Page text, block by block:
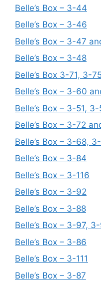
Belle’s Box – 3-44
Belle’s Box – 3-46
Belle’s Box – 3-47
Belle’s Box – 3-48
Belle’s Box 3-71, 3-
Belle’s Box – 3-60
Belle’s Box – 3-51,
Belle’s Box – 3-72
Belle’s Box – 3-68,
Belle’s Box – 3-84
Belle’s Box – 3-116
Belle’s Box – 3-92
Belle’s Box – 3-88
Belle’s Box – 3-97,
Belle’s Box – 3-86
Belle’s Box – 3-111
Belle’s Box – 3-87